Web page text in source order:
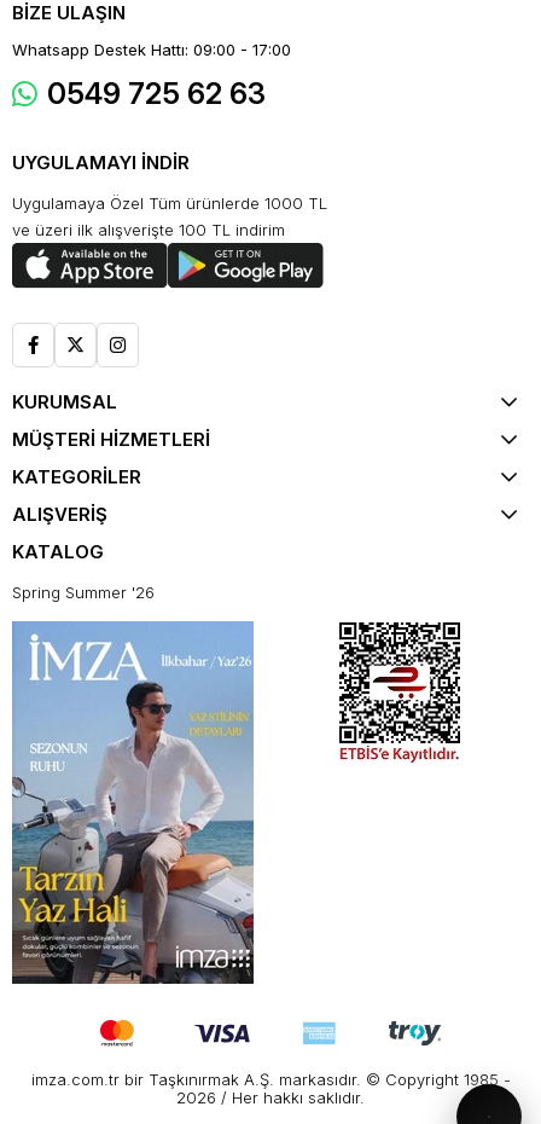
BİZE ULAŞIN
Whatsapp Destek Hattı: 09:00 - 17:00
0549 725 62 63
UYGULAMAYI İNDİR
Uygulamaya Özel Tüm ürünlerde 1000 TL
ve üzeri ilk alışverişte 100 TL indirim
KURUMSAL
MÜŞTERİ HİZMETLERİ
KATEGORİLER
ALIŞVERİŞ
KATALOG
Spring Summer '26
imza.com.tr bir Taşkınırmak A.Ş. markasıdır. © Copyright 1985 -
2026 / Her hakkı saklıdır.